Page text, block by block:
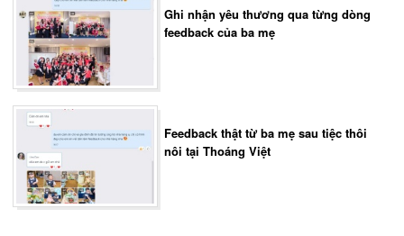
Ghi nhận yêu thương qua từng dòng
feedback của ba mẹ
Feedback thật từ ba mẹ sau tiệc thôi
nôi tại Thoáng Việt